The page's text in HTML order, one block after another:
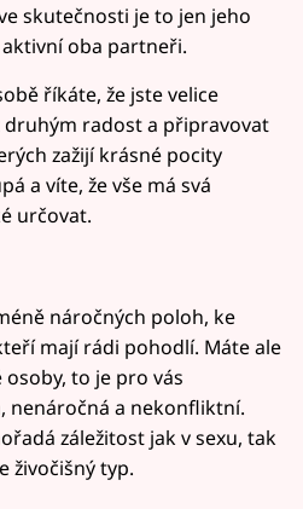
skutečnosti je to jen jeho
oba partneři.
říkáte, že jste velice
radost a připravovat
zažijí krásné pocity
a víte, že vše má svá
určovat.
náročných poloh, ke
mají rádi pohodlí. Máte ale
to je pro vás
nenáročná a nekonfliktní.
záležitost jak v sexu, tak
živočišný typ.